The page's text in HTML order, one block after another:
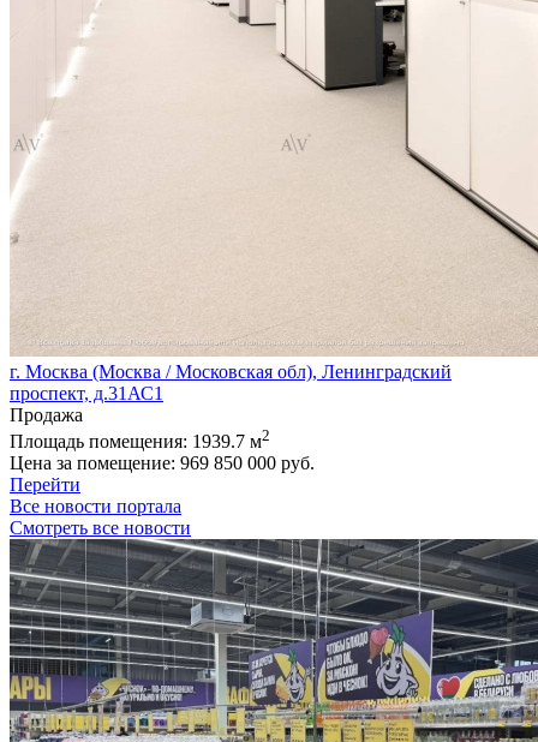
г. Москва (Москва / Московская обл), Ленинградский
проспект, д.31АС1
Продажа
Площадь помещения: 1939.7 м2
Цена за помещение: 969 850 000 руб.
Перейти
Все новости портала
Смотреть все новости